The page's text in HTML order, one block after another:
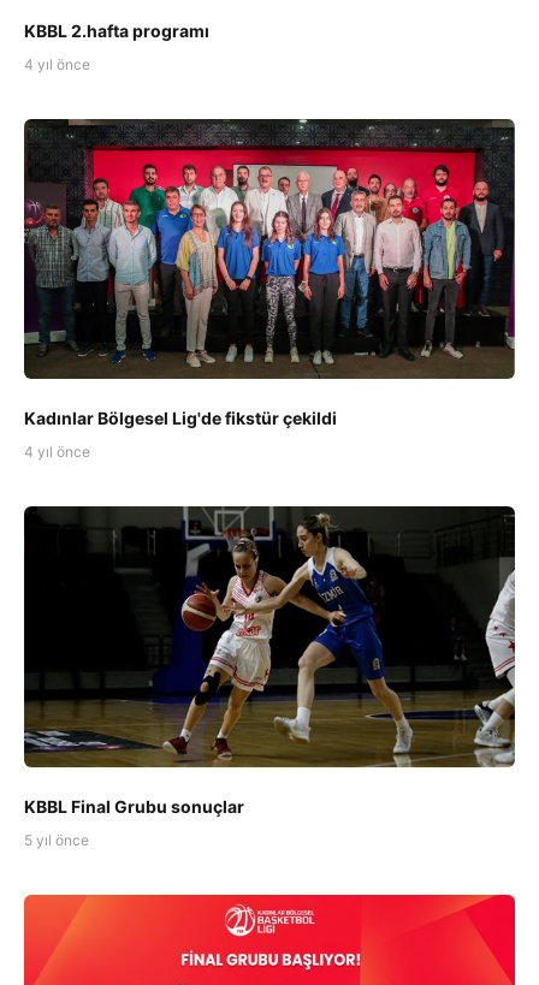
KBBL 2.hafta programı
4 yıl önce
Kadınlar Bölgesel Lig'de fikstür çekildi
4 yıl önce
KBBL Final Grubu sonuçlar
5 yıl önce